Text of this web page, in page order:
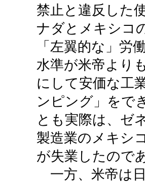
禁止と違反した
ナダとメキシコ
「左翼的な」労
水準が米帝より
にして安価な工
ンピング」をで
とも実際は、ゼ
製造業のメキシ
が失業したので
一方、米帝は